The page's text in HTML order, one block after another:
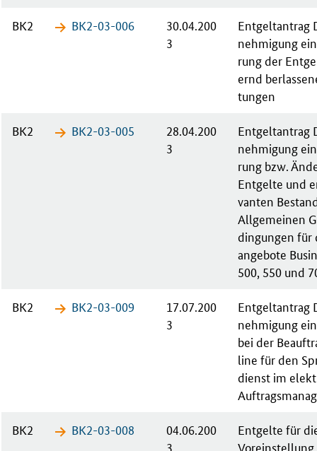
BK2 BK2-03-​006
30.04.200
3
Ent­gelt­an­trag
neh­mi­gung
rung der
ernd
tun­gen
BK2 BK2-03-​005
28.04.200
3
Ent­gelt­an­trag
neh­mi­gung
rung bzw.
Ent­gel­te und
van­ten
All­ge­mei­nen
din­gun­gen
an­ge­bo­te
500, 550 und
BK2 BK2-03-​009
17.07.200
3
Ent­gelt­an­trag
neh­mi­gung
bei der
line für den
dienst im
BK2 BK2-03-​008
04.06.200
3
Ent­gel­te für